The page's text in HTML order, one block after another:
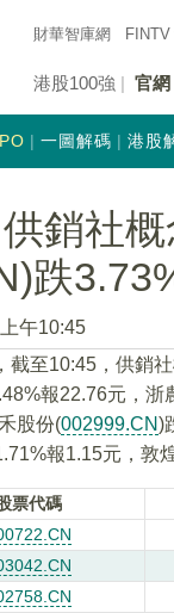
財華智庫網 FINTV
港股100強 官網
一圖解碼 港股
供銷社
跌
午10:45
截至10:45，供銷
報22.76元，浙
股份(002999.CN)
報1.15元，敦
票代碼